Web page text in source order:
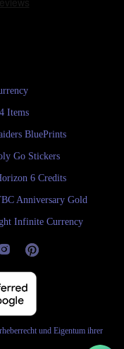
Items
BluePrints
Go Stickers
6 Credits
Anniversary Gold
Infinite Currency
und Eigentum ihrer